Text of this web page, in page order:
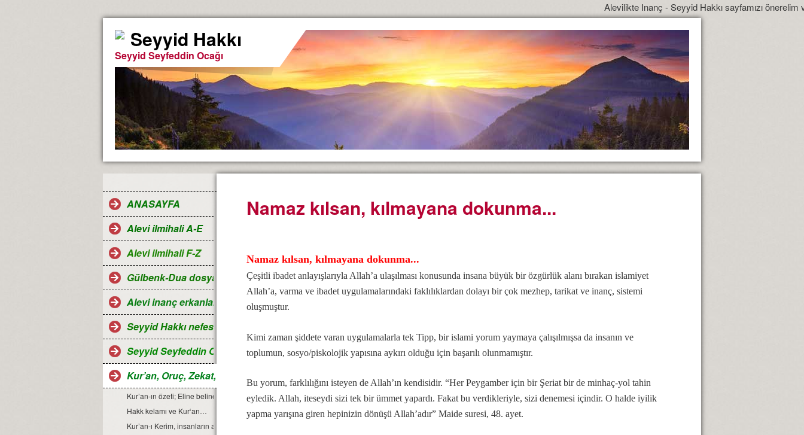
Alevilikte Inanç - Seyyid Hakkı sayfamızı önerelim ve
Seyyid Hakkı
Seyyid Seyfeddin Ocağı
ANASAYFA
Alevi ilmihali A-E
Alevi ilmihali F-Z
Gülbenk-Dua dosyası
Alevi inanç erkanları
Seyyid Hakkı nefesleri
Seyyid Seyfeddin Ocağı...
Kur’an, Oruç, Zekat, Hac ve Ramazan ayı
Kur’an-ın özeti; Eline beline diline, sahip olmaktır...
Hakk kelamı ve Kur‘an…
Kur’an-ı Kerim, insanların ahlak anayasasıdır...
Namaz kılsan, kılmayana dokunma...
Namaz kılsan, kılmayana dokunma...
Çeşitli ibadet anlayışlarıyla Allah’a ulaşılması konusunda insana büyük bir özgürlük alanı bırakan islamiyet
Allah’a, varma ve ibadet uygulamalarındaki faklılıklardan dolayı bir çok mezhep, tarikat ve inanç, sistemi
oluşmuştur.
Kimi zaman şiddete varan uygulamalarla tek Tipp, bir islami yorum yaymaya çalışılmışsa da insanın ve
toplumun, sosyo/piskolojik yapısına aykırı olduğu için başarılı olunmamıştır.
Bu yorum, farklılığını isteyen de Allah’ın kendisidir. “Her Peygamber için bir Şeriat bir de minhaç-yol tahin
eyledik. Allah, iteseydi sizi tek bir ümmet yapardı. Fakat bu verdikleriyle, sizi denemesi içindir. O halde iyilik
yapma yarışına giren hepinizin dönüşü Allah’adır” Maide suresi, 48. ayet.